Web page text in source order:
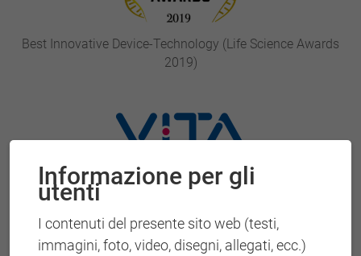
Best Innovative Device-Technology (Life Science Awards
2019)
Selezionata da VITA Accelerator nel 2023 tra le 5 migliori
aziende internazionali
Informazione per gli
utenti
I contenuti del presente sito web (testi,
immagini, foto, video, disegni, allegati, ecc.)